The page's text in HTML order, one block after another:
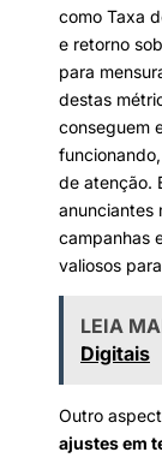
como Taxa
e retorno
para
destas
conseguem
de atenção.
anunciantes
campanhas
valiosos
LEIA
Digitais
Outro
ajustes em